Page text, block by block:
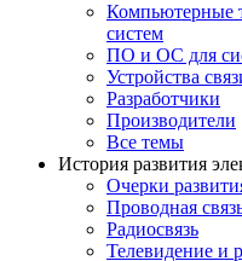
Компьютерные
систем
ПО и ОС для
Устройства
Разработчики
Производители
Все темы
История развития
Очерки
Проводная
Радиосвязь
Телевидение и